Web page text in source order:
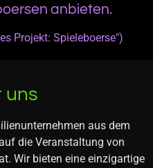
anbieten.
Projekt: Spieleboerse")
uns
aus dem
die Veranstaltung von
Wir bieten eine einzigartige